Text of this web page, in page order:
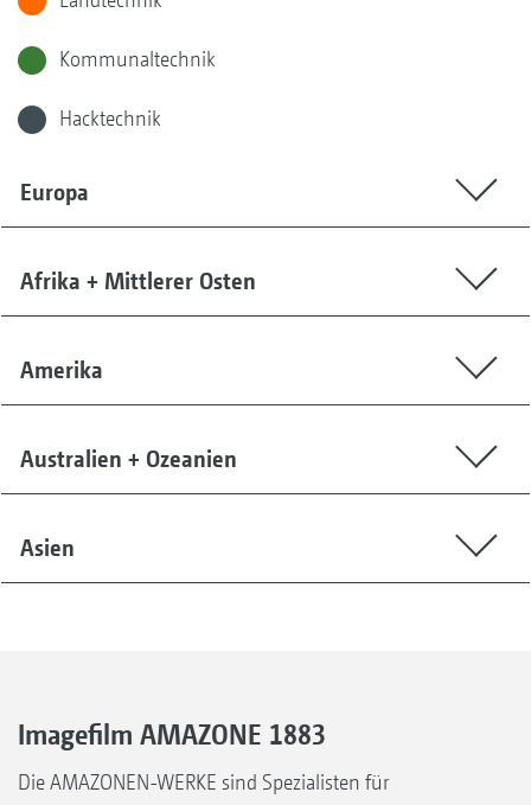
Kommunaltechnik
Hacktechnik
Europa
Afrika + Mittlerer Osten
Amerika
Australien + Ozeanien
Asien
Imagefilm AMAZONE 1883
Die AMAZONEN-WERKE sind Spezialisten für